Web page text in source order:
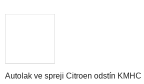
Autolak ve spreji Citroen odstín